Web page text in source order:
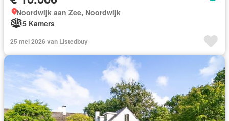
Noordwijk aan Zee, Noordwijk
5 Kamers
25 mei 2026 van Listedbuy